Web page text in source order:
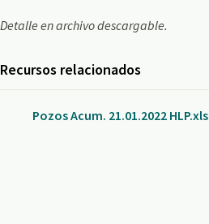
Detalle en archivo descargable.
Recursos relacionados
Pozos Acum. 21.01.2022 HLP.xls